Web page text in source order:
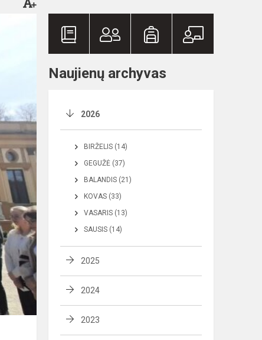
Naujienų archyvas
2026
BIRŽELIS (14)
GEGUŽĖ (37)
BALANDIS (21)
KOVAS (33)
VASARIS (13)
SAUSIS (14)
2025
2024
2023